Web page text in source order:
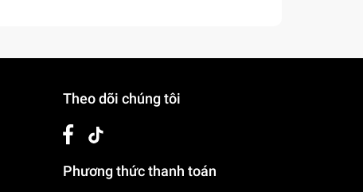
Theo dõi chúng tôi
Phương thức thanh toán